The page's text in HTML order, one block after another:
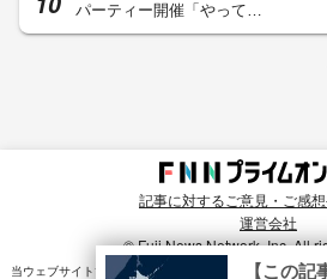
パーティー開催「やって…
記事に対するご意見・ご感
運営会社
© Fuji News Network, Inc. All
当ウェブサイトでは、ユーザのニーズ・興味・関⼼に合致
【この記